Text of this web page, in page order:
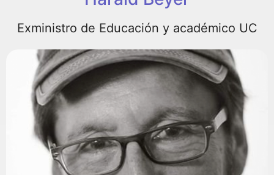
Exministro de Educación y académico UC